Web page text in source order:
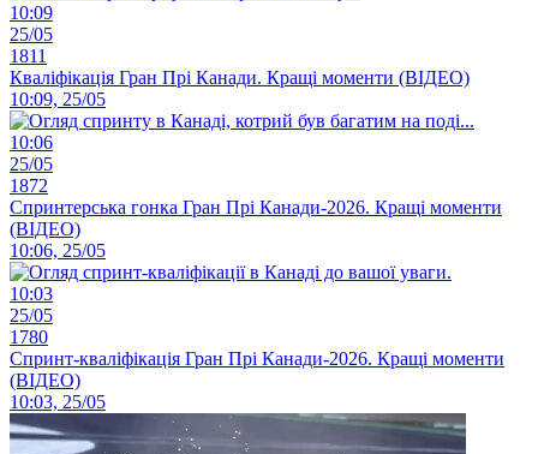
10:09
25/05
1811
Кваліфікація Гран Прі Канади. Кращі моменти (ВІДЕО)
10:09, 25/05
10:06
25/05
1872
Спринтерська гонка Гран Прі Канади-2026. Кращі моменти
(ВІДЕО)
10:06, 25/05
10:03
25/05
1780
Спринт-кваліфікація Гран Прі Канади-2026. Кращі моменти
(ВІДЕО)
10:03, 25/05